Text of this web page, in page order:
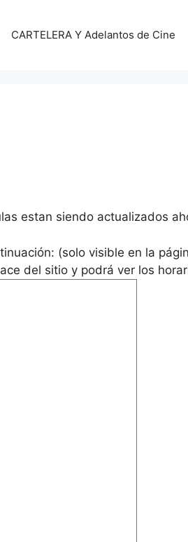
CARTELERA Y Adelantos de Cine
estan siendo actualizados
(solo visible en la
del sitio y podrá ver los